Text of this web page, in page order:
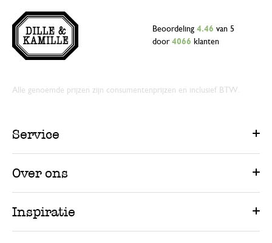
Beoordeling 4.46 van 5
door 4066 klanten
Alle genoemde prijzen zijn consumentenprijzen en inclusief BTW.
Service
Over ons
Inspiratie